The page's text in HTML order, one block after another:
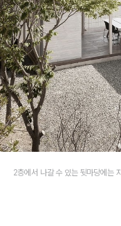
2층에서 나갈 수 있는 뒷마당에는